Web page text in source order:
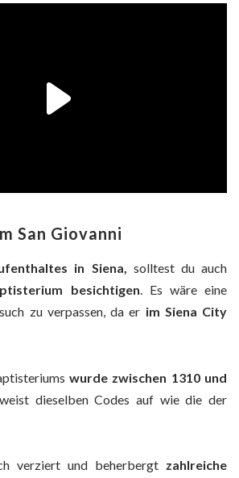
San Giovanni
in Siena, solltest du auch
besichtigen. Es wäre eine
zu verpassen, da er im Siena City
wurde zwischen 1310 und
dieselben Codes auf wie die der
verziert und beherbergt zahlreiche